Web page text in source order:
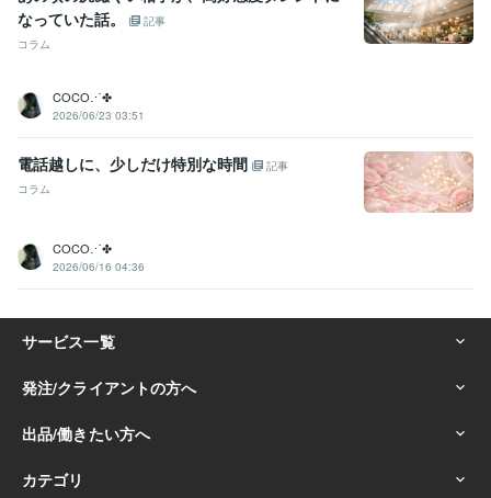
なっていた話。
記事
コラム
COCO⋰✤
2026/06/23 03:51
電話越しに、少しだけ特別な時間
記事
コラム
COCO⋰✤
2026/06/16 04:36